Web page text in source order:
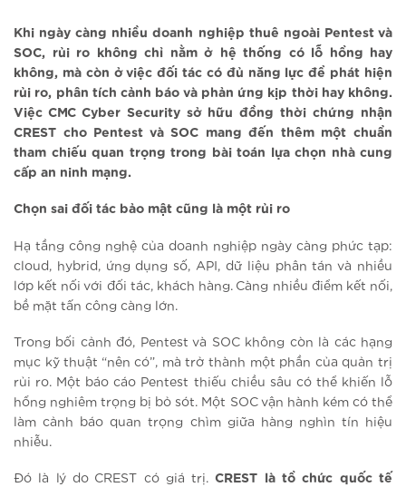
Khi ngày càng nhiều doanh nghiệp thuê ngoài Pentest và
SOC, rủi ro không chỉ nằm ở hệ thống có lỗ hổng hay
không, mà còn ở việc đối tác có đủ năng lực để phát hiện
rủi ro, phân tích cảnh báo và phản ứng kịp thời hay không.
Việc CMC Cyber Security sở hữu đồng thời chứng nhận
CREST cho Pentest và SOC mang đến thêm một chuẩn
tham chiếu quan trọng trong bài toán lựa chọn nhà cung
cấp an ninh mạng.
Chọn sai đối tác bảo mật cũng là một rủi ro
Hạ tầng công nghệ của doanh nghiệp ngày càng phức tạp:
cloud, hybrid, ứng dụng số, API, dữ liệu phân tán và nhiều
lớp kết nối với đối tác, khách hàng. Càng nhiều điểm kết nối,
bề mặt tấn công càng lớn.
Trong bối cảnh đó, Pentest và SOC không còn là các hạng
mục kỹ thuật “nên có”, mà trở thành một phần của quản trị
rủi ro. Một báo cáo Pentest thiếu chiều sâu có thể khiến lỗ
hổng nghiêm trọng bị bỏ sót. Một SOC vận hành kém có thể
làm cảnh báo quan trọng chìm giữa hàng nghìn tín hiệu
nhiễu.
Đó là lý do CREST có giá trị.CREST là tổ chức quốc tế